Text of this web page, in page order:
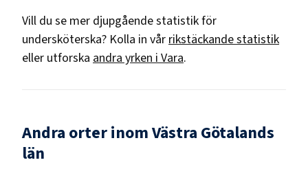
Vill du se mer djupgående statistik för
undersköterska? Kolla in vår rikstäckande statistik
eller utforska andra yrken i Vara.
Andra orter inom Västra Götalands
län